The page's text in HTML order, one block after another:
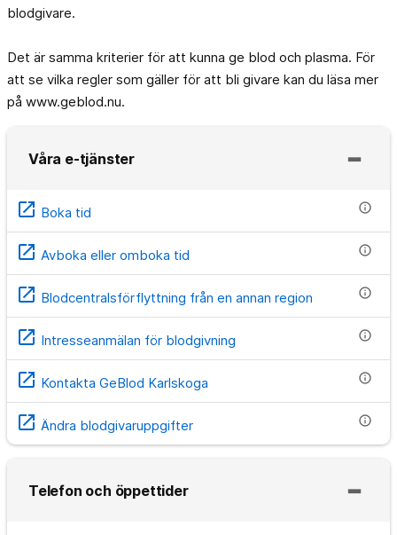
blodgivare.
Det är samma kriterier för att kunna ge blod och plasma. För
att se vilka regler som gäller för att bli givare kan du läsa mer
på www.geblod.nu.
Våra e-tjänster
open_in_new Boka tid info
open_in_new Avboka eller omboka tid info
open_in_new Blodcentralsförflyttning från en annan region info
open_in_new Intresseanmälan för blodgivning info
open_in_new Kontakta GeBlod Karlskoga info
open_in_new Ändra blodgivaruppgifter info
Telefon och öppettider